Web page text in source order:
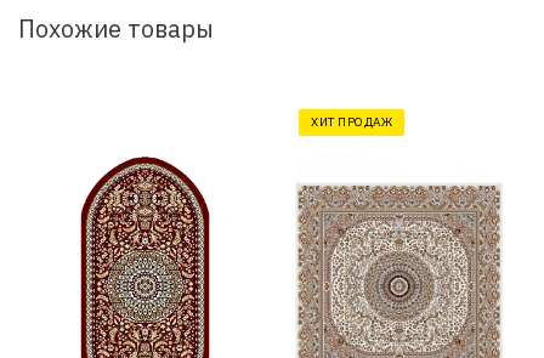
Похожие товары
ХИТ ПРОДАЖ